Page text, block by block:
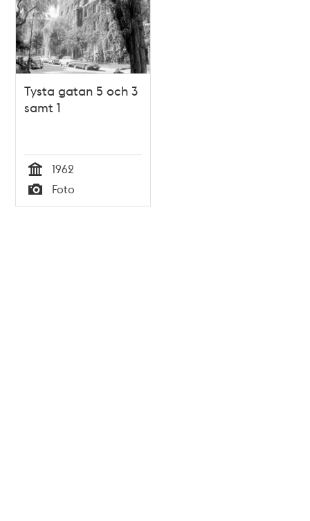
Tysta gatan 5 och 3
samt 1
Tid
1962
Typ
Foto